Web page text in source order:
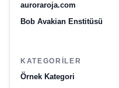
auroraroja.com
Bob Avakian Enstitüsü
KATEGORILER
Örnek Kategori